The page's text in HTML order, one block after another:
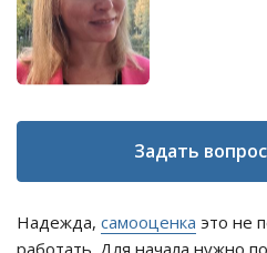
Задать
Надежда, самооценка это не
работать. Для начала нужно